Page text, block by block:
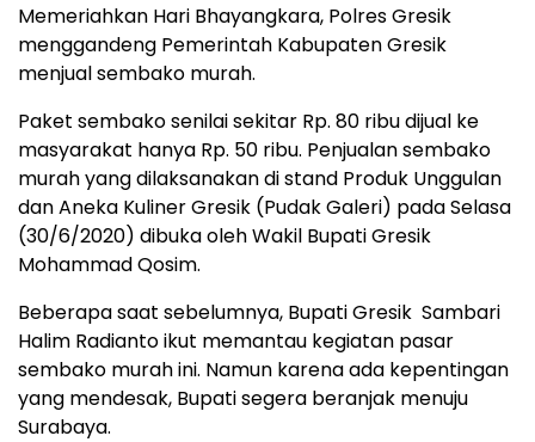
Memeriahkan Hari Bhayangkara, Polres Gresik
menggandeng Pemerintah Kabupaten Gresik
menjual sembako murah.
Paket sembako senilai sekitar Rp. 80 ribu dijual ke
masyarakat hanya Rp. 50 ribu. Penjualan sembako
murah yang dilaksanakan di stand Produk Unggulan
dan Aneka Kuliner Gresik (Pudak Galeri) pada Selasa
(30/6/2020) dibuka oleh Wakil Bupati Gresik
Mohammad Qosim.
Beberapa saat sebelumnya, Bupati Gresik Sambari
Halim Radianto ikut memantau kegiatan pasar
sembako murah ini. Namun karena ada kepentingan
yang mendesak, Bupati segera beranjak menuju
Surabaya.